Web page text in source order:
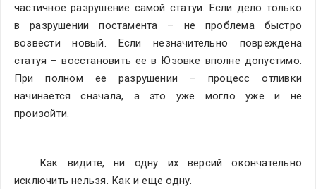
частичное разрушение самой статуи. Если дело только
в разрушении постамента – не проблема быстро
возвести новый. Если незначительно повреждена
статуя – восстановить ее в Юзовке вполне допустимо.
При полном ее разрушении – процесс отливки
начинается сначала, а это уже могло уже и не
произойти.
Как видите, ни одну их версий окончательно
исключить нельзя. Как и еще одну.